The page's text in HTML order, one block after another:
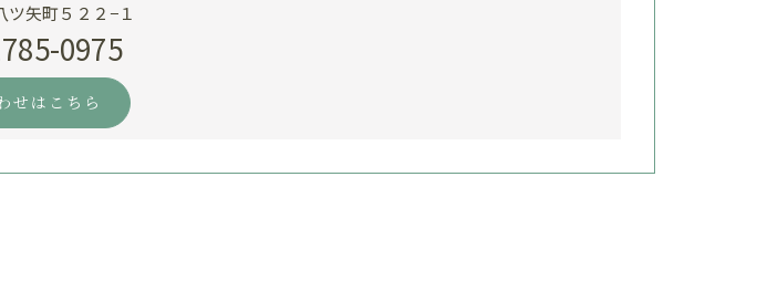
ツ矢町５２２−１
0975
せはこちら